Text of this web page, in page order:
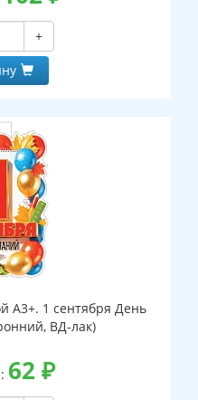
+
А3+. 1 сентября День
ВД-лак)
62 ₽